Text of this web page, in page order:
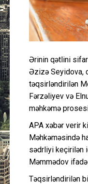
Ərinin qətlini
Əzizə Seyidova,
təqsirləndirilən
Fərzəliyev və
məhkəmə
APA xəbər verir
Məhkəməsində
sədrliyi keçirilən
Məmmədov
Təqsirləndirilən